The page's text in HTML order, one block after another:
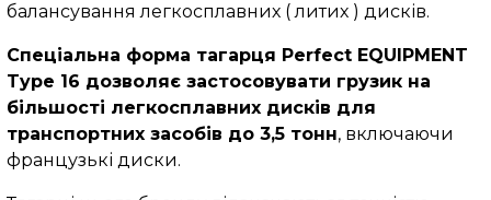
балансування легкосплавних ( литих ) дисків.
Спеціальна форма тагарця Perfect EQUIPMENT
Typе 16 дозволяє застосовувати грузик на
більшості легкосплавних дисків для
транспортних засобів до 3,5 тонн, включаючи
французькі диски.